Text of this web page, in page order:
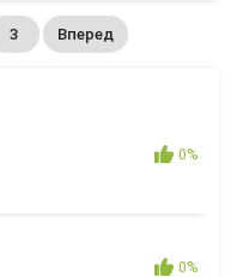
0%
0%
3 Вперед